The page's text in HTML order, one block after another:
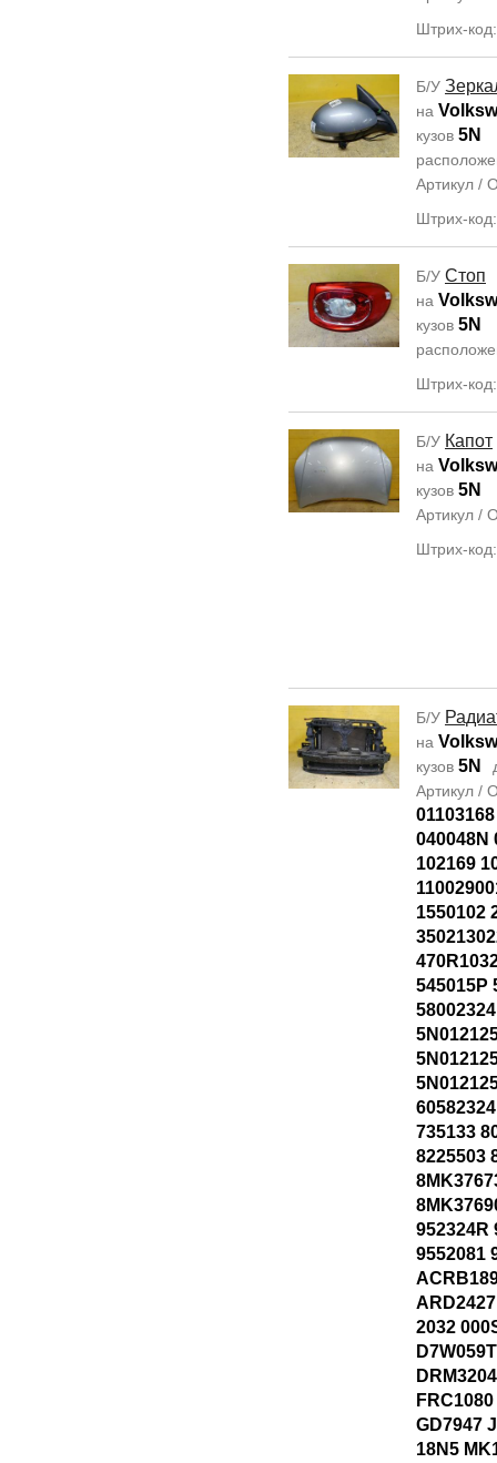
Штрих-
Б/У
на
кузов 5N
Артикул /
Штрих-
Б/У Стоп
на
кузов 5N
Штрих-
Б/У Капот
на
кузов 5N
Артикул /
Штрих-
Б/У
на
кузов 5N
Артикул /
040048N
102169
1550102
545015P
735133
8225503
952324R
9552081
2032
GD7947
18N5